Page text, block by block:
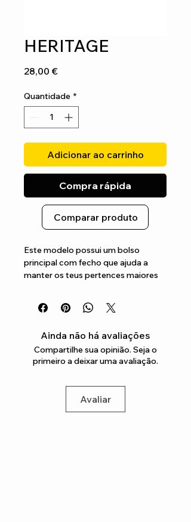
HERITAGE
28,00 €Preço
Quantidade *
Adicionar ao carrinho
Compra rápida
Comparar produto
Este modelo possui um bolso
principal com fecho que ajuda a
manter os teus pertences maiores
segurança e um bolso com fecho
para acessórios permite guardar
Tem também uma alça ajustável
Ainda não há avaliações
Compartilhe sua opinião. Seja o
primeiro a deixar uma avaliação.
Avaliar